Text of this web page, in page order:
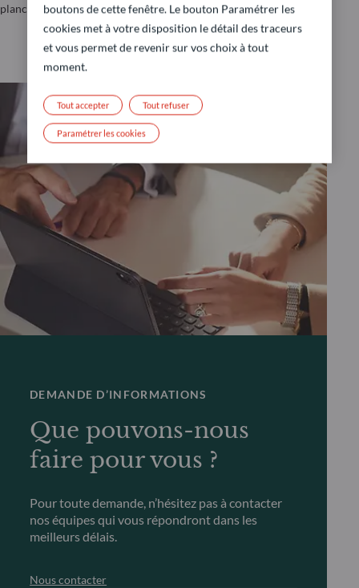
plancher obligataire
l’échéance
DEMANDE D’INFORMATIONS
Que pouvons-nous
faire pour vous ?
Pour toute demande, n’hésitez pas à contacter
nos équipes qui vous répondront dans les
meilleurs délais.
Nous contacter
boutons de cette fenêtre. Le bouton Paramétrer les
cookies met à votre disposition le détail des traceurs
et vous permet de revenir sur vos choix à tout
moment.
Tout refuser
Tout accepter
Paramétrer les cookies